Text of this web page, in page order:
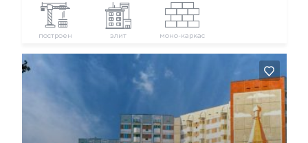
построен элит моно-каркас